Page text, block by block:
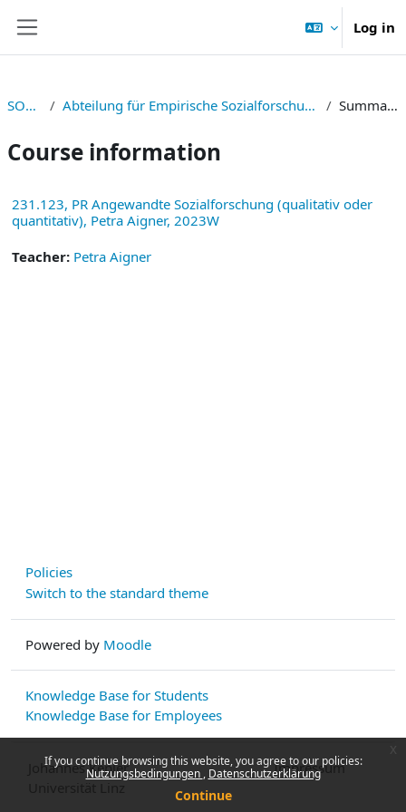
If you continue browsing this website, you agree to our policies:
Nutzungsbedingungen Datenschutzerklärung
Continue
Log in
SOWI Abteilung für Empirische Sozialforschung Summary
Course information
231.123, PR Angewandte Sozialforschung (qualitativ oder
quantitativ), Petra Aigner, 2023W
Teacher: Petra Aigner
Policies
Switch to the standard theme
Powered by Moodle
Knowledge Base for Students
Knowledge Base for Employees
Johannes Kepler
Impressum